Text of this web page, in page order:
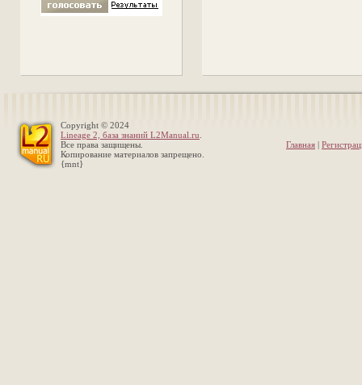
Copyright © 2024
Lineage 2, база знаний L2Manual.ru
Все права защищены.
Копирование материалов запрещено.
{mnt}
Главная |